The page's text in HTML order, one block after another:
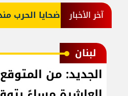
آخر الأخبار
إليكم حصيلة ضحايا الحرب منذ 2 آذار
لبنان
الجديد: من